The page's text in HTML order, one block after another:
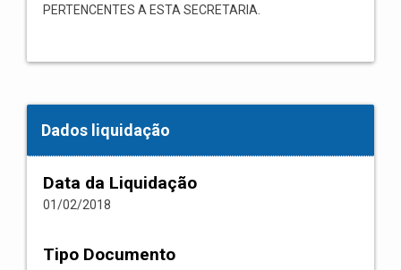
PERTENCENTES A ESTA SECRETARIA.
Dados liquidação
Data da Liquidação
01/02/2018
Tipo Documento